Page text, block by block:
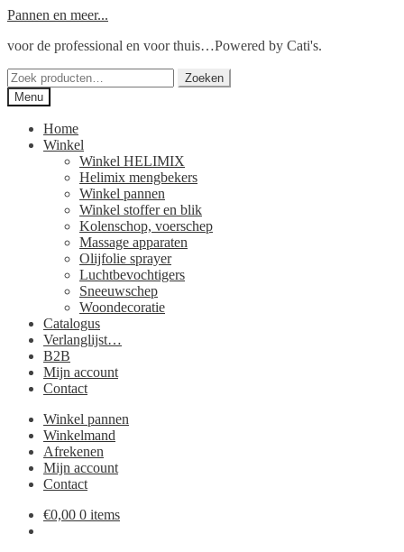
Ga
naar
Ga
de
Pannen en meer...
voor de professional en voor thuis…Powered by Cati's.
Zoeken
naar:
Zoeken
Menu
Home
Winkel
Winkel HELIMIX
Helimix mengbekers
Winkel pannen
Winkel stoffer en blik
Kolenschop, voerschep
Massage apparaten
Olijfolie sprayer
Luchtbevochtigers
Sneeuwschep
Woondecoratie
Catalogus
Verlanglijst…
B2B
Mijn account
Contact
Winkel pannen
Winkelmand
Afrekenen
Mijn account
Contact
€0,00 0 items